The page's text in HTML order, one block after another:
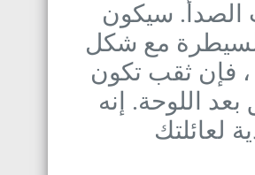
الصدأ. سيكون
مع شكل
فإن ثقب تكون
بعد اللوحة. إنه
لعائلتك